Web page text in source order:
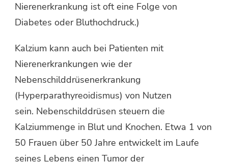
Nierenerkrankung ist oft eine Folge von
Diabetes oder Bluthochdruck.)
Kalzium kann auch bei Patienten mit
Nierenerkrankungen wie der
Nebenschilddrüsenerkrankung
(Hyperparathyreoidismus) von Nutzen
sein. Nebenschilddrüsen steuern die
Kalziummenge in Blut und Knochen. Etwa 1 von
50 Frauen über 50 Jahre entwickelt im Laufe
seines Lebens einen Tumor der